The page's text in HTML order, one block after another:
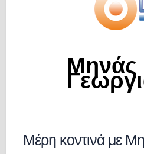
Μηνάς
Μέρη κοντινά με